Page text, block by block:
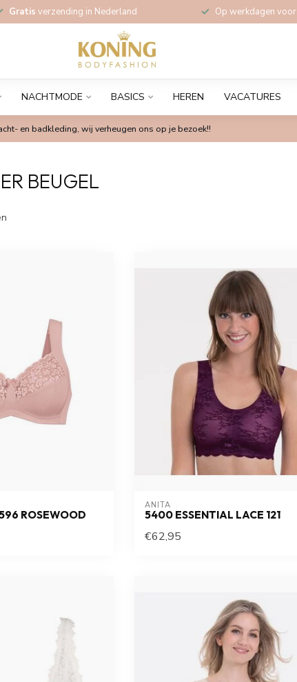
Gratis verzending in Nederland Op werkdagen voor
NACHTMODE BASICS HEREN VACATURES
en badkleding, wij verheugen ons op je bezoek!!
BEUGEL
ROSEWOOD
ANITA
5400 ESSENTIAL LACE 121
€62,95